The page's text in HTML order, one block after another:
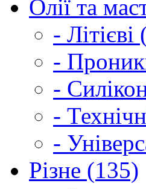
Олії та
- Літієві
-
-
-
-
Різне (135)